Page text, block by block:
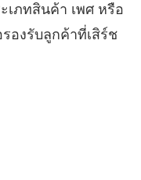
เภทสินค้า เพศ หรือ
องรับลูกค้าที่เสิร์ช